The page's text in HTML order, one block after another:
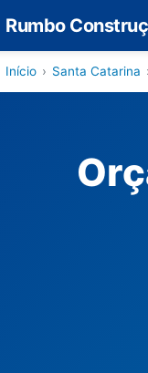
Rumbo
Início › Santa Catarina